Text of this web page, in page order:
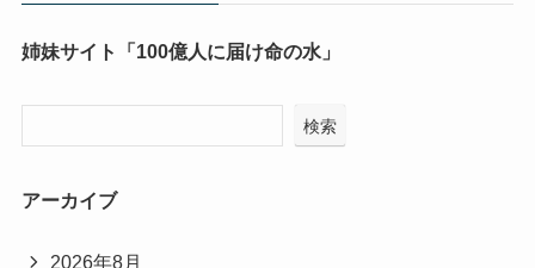
姉妹サイト「100億人に届け命の水」